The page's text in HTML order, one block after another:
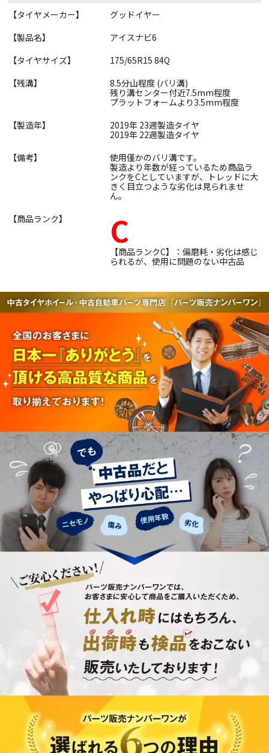
【タイヤメーカー】
グッドイヤー
【製品名】
アイスナビ6
【タイヤサイズ】
175/65R15 84Q
【残溝】
8.5分山程度 (バリ溝)
残り溝センター付近7.5mm程度
プラットフォームより3.5mm程度
【製造年】
2019年 23週製造タイヤ
2019年 22週製造タイヤ
【備考】
使用僅かのバリ溝です。
製造より年数が経っているため商品ラ
ンクをCとしていますが、トレッドに大
きく目立つような劣化は見られませ
ん。
【商品ランク】
C
【商品ランクC】：偏磨耗・劣化は感じ
られるが、使用に問題のない中古品